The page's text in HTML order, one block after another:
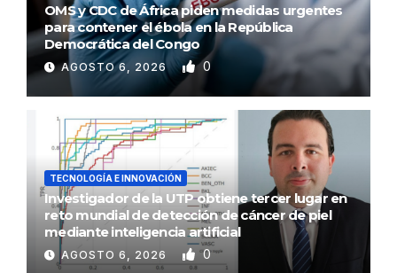
OMS y CDC de África piden medidas urgentes
para contener el ébola en la República
Democrática del Congo
AGOSTO 6, 2026 0
TECNOLOGÍA E INNOVACIÓN
Investigador de la UTP obtiene tercer lugar en
reto mundial de detección de cáncer de piel
mediante inteligencia artificial
AGOSTO 6, 2026 0